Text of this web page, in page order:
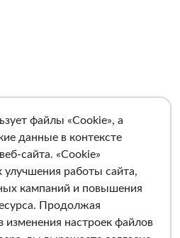
файлы «Cookie», а
данные в контексте
сайта. «Cookie»
улучшения работы сайта,
кампаний и повышения
Продолжая
изменения настроек файлов